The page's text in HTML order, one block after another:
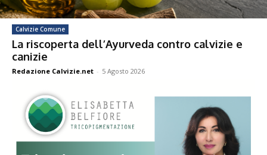
Calvizie Comune
La riscoperta dell’Ayurveda contro calvizie e
canizie
Redazione Calvizie.net - 5 Agosto 2026